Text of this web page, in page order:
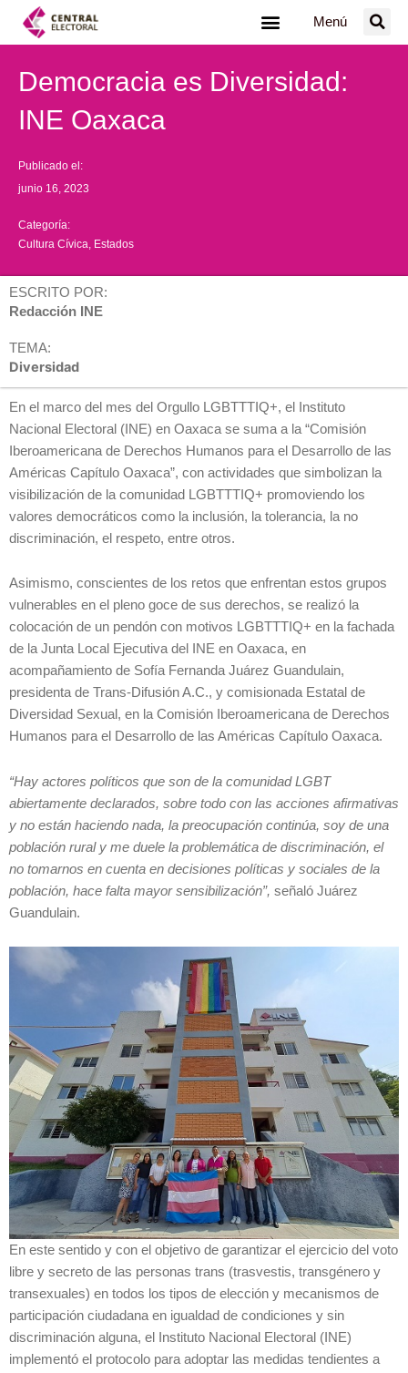
Menú
Democracia es Diversidad:
INE Oaxaca
Publicado el:
junio 16, 2023
Categoría:
Cultura Cívica Estados
ESCRITO POR:
Redacción INE
TEMA:
Diversidad
En el marco del mes del Orgullo LGBTTTIQ+, el Instituto
Nacional Electoral (INE) en Oaxaca se suma a la “Comisión
Iberoamericana de Derechos Humanos para el Desarrollo de las
Américas Capítulo Oaxaca”, con actividades que simbolizan la
visibilización de la comunidad LGBTTTIQ+ promoviendo los
valores democráticos como la inclusión, la tolerancia, la no
discriminación, el respeto, entre otros.
Asimismo, conscientes de los retos que enfrentan estos grupos
vulnerables en el pleno goce de sus derechos, se realizó la
colocación de un pendón con motivos LGBTTTIQ+ en la fachada
de la Junta Local Ejecutiva del INE en Oaxaca, en
acompañamiento de Sofía Fernanda Juárez Guandulain,
presidenta de Trans-Difusión A.C., y comisionada Estatal de
Diversidad Sexual, en la Comisión Iberoamericana de Derechos
Humanos para el Desarrollo de las Américas Capítulo Oaxaca.
“Hay actores políticos que son de la comunidad LGBT
abiertamente declarados, sobre todo con las acciones afirmativas
y no están haciendo nada, la preocupación continúa, soy de una
población rural y me duele la problemática de discriminación, el
no tomarnos en cuenta en decisiones políticas y sociales de la
población, hace falta mayor sensibilización”, señaló Juárez
Guandulain.
En este sentido y con el objetivo de garantizar el ejercicio del voto
libre y secreto de las personas trans (trasvestis, transgénero y
transexuales) en todos los tipos de elección y mecanismos de
participación ciudadana en igualdad de condiciones y sin
discriminación alguna, el Instituto Nacional Electoral (INE)
implementó el protocolo para adoptar las medidas tendientes a